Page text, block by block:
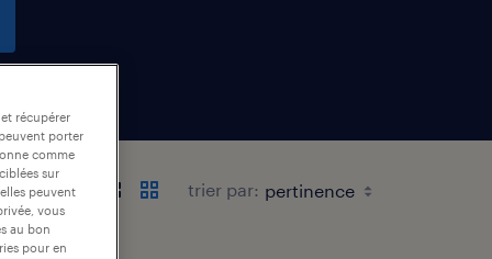
trier par:
récupérer
porter
comme
sur
peuvent
vous
au bon
pour en